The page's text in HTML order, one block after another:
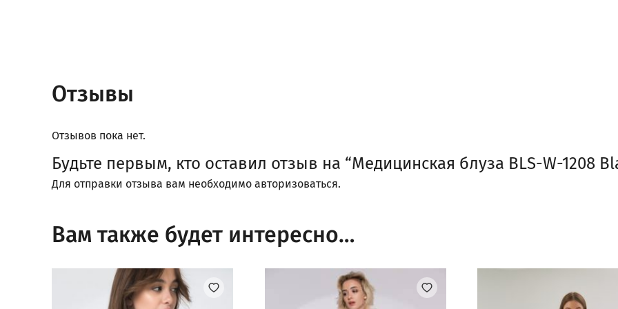
Отзывы
Отзывов пока нет.
Будьте первым, кто оставил отзыв на “Медицинская блуза BLS-W-1208
Для отправки отзыва вам необходимо авторизоваться.
Вам также будет интересно…